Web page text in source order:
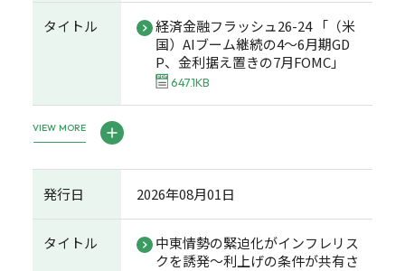
タイトル
経済金融フラッシュ26-24 「（米
国）AIブーム継続の4～6月期GD
P、金利据え置きの7月FOMC」
647.1KB
VIEW MORE
発行日 2026年08月01日
タイトル
中東情勢の緊迫化がインフレリス
クを誘発～利上げの条件が共有さ